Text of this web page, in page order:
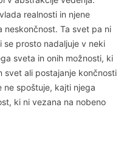
realnosti in njene
Ta svet pa ni
se prosto nadaljuje v neki
sveta in onih možnosti, ki
svet ali postajanje končnosti
ne spoštuje, kajti njega
ki ni vezana na nobeno